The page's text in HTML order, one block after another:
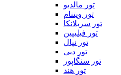
تور مالدیو
تور ویتنام
تور سریلانکا
تور فیلیپین
تور نپال
تور دبی
تور سنگاپور
تور هند